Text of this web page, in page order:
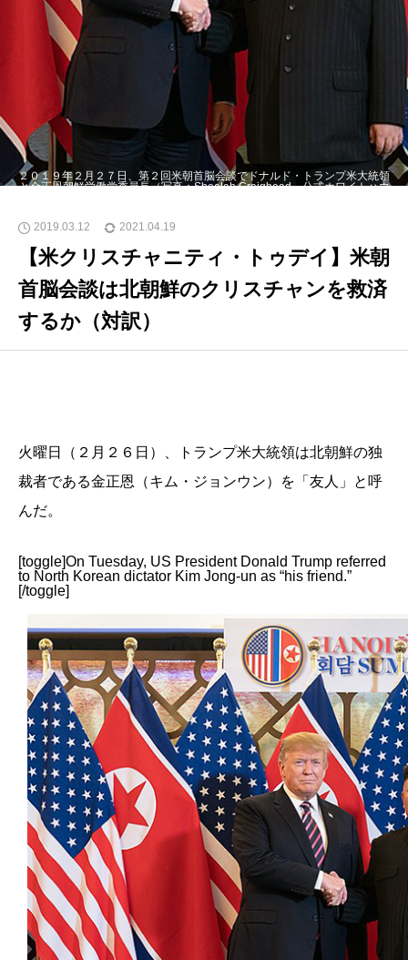
２０１９年２月２７日、第２回米朝首脳会談でドナルド・トランプ米大統領
と金正恩朝鮮労働党委員長（写真：Shealah Craighead、公式ホワイトハウ
2019.03.12 2021.04.19
【米クリスチャニティ・トゥデイ】米朝
首脳会談は北朝鮮のクリスチャンを救済
するか（対訳）
火曜日（２月２６日）、トランプ米大統領は北朝鮮の独
裁者である金正恩（キム・ジョンウン）を「友人」と呼
んだ。
[toggle]On Tuesday, US President Donald Trump referred
to North Korean dictator Kim Jong-un as “his friend.”
[/toggle]